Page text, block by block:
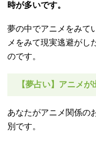
時が多いです。
夢の中でアニメをみて
メをみて現実逃避がし
のです。
【夢占い】アニメ
あなたがアニメ関係の
別です。